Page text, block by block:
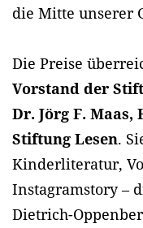
die Mitte unserer
Die Preise
Vorstand der
Dr. Jörg F.
Stiftung Lesen.
Kinderliteratur,
Instagramstory –
Dietrich-